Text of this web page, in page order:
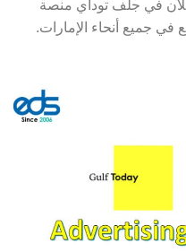
في جلف توداي منصة
في جميع أنحاء الإمارات.